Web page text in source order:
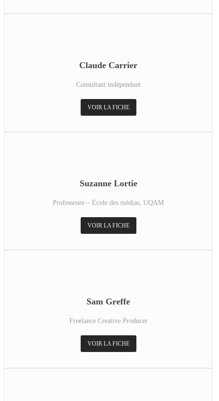
Claude Carrier
Consultant indépendant
VOIR LA FICHE
Suzanne Lortie
Professeure – École des médias, UQAM
VOIR LA FICHE
Sam Greffe
Freelance Creative Producer
VOIR LA FICHE